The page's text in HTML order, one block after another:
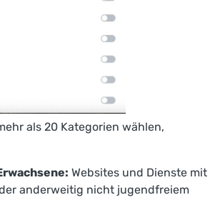
als 20 Kategorien wählen,
Websites und Dienste mit
anderweitig nicht jugendfreiem